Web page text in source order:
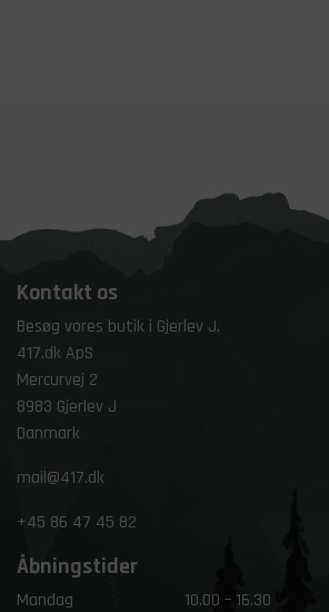
Kontakt os
Besøg vores butik i Gjerlev J.
417.dk ApS
Mercurvej 2
8983 Gjerlev J
Danmark
mail@417.dk
+45 86 47 45 82
Åbningstider
Mandag 10.00 – 16.30